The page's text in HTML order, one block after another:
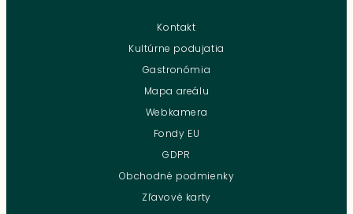
Kontakt
Kultúrne podujatia
Gastronómia
Mapa areálu
Webkamera
Fondy EU
GDPR
Obchodné podmienky
Zľavové karty